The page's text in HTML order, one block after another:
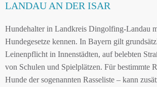
LANDAU AN DER ISAR
Hundehalter in Landkreis Dingolfing-Landau
Hundegesetze kennen. In Bayern gilt
Leinenpflicht in Innenstädten, auf belebten
von Schulen und Spielplätzen. Für bestimmte
Hunde der sogenannten Rasseliste – kann